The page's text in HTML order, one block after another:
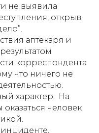
не выявила
открыв
аптекаря и
корреспондента
что ничего не
характер. На
человек